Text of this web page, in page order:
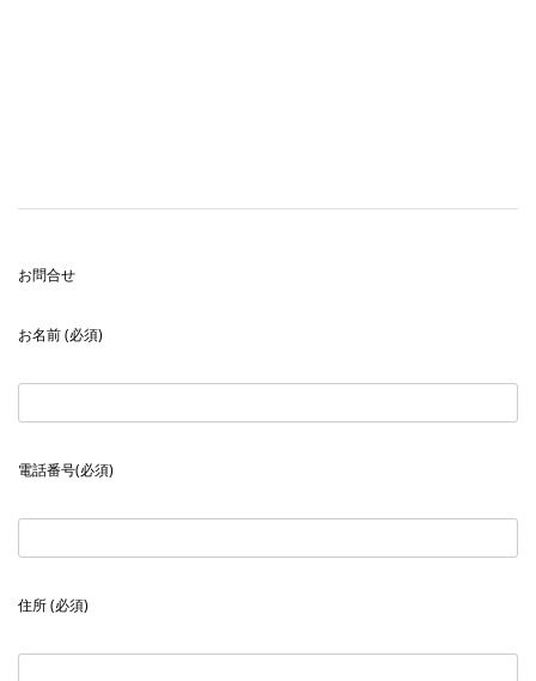
お問合せ
お名前 (必須)
電話番号(必須)
住所 (必須)